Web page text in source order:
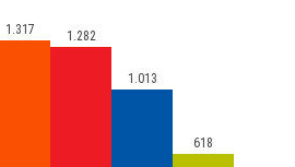
1.317 1.282
1.013
618